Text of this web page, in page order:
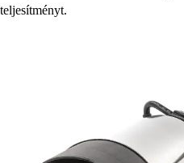
teljesítményt.